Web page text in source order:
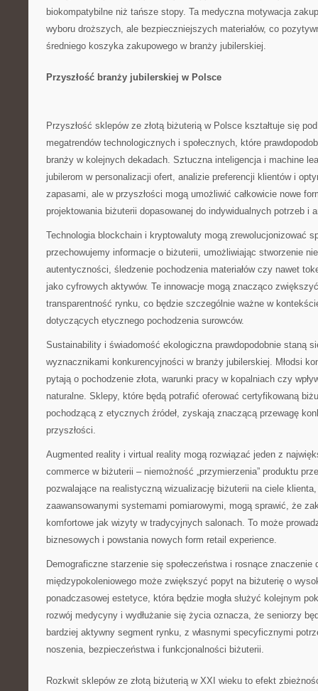
biokompatybilne niż tańsze stopy. Ta medyczna motywacja
wyboru droższych, ale bezpieczniejszych materiałów, co
średniego koszyka zakupowego w branży jubilerskiej.
Przyszłość branży jubilerskiej w Polsce
Przyszłość sklepów ze złotą biżuterią w Polsce kształtuje się
megatrendów technologicznych i społecznych, które
branży w kolejnych dekadach. Sztuczna inteligencja i machine
jubilerom w personalizacji ofert, analizie preferencji klientów i
zapasami, ale w przyszłości mogą umożliwić całkowicie nowe
projektowania biżuterii dopasowanej do indywidualnych potrzeb i
Technologia blockchain i kryptowaluty mogą zrewolucjonizować
przechowujemy informacje o biżuterii, umożliwiając stworzenie
autentyczności, śledzenie pochodzenia materiałów czy nawet
jako cyfrowych aktywów. Te innowacje mogą znacząco
transparentność rynku, co będzie szczególnie ważne w
dotyczących etycznego pochodzenia surowców.
Sustainability i świadomość ekologiczna prawdopodobnie staną
wyznacznikami konkurencyjności w branży jubilerskiej. Młodsi
pytają o pochodzenie złota, warunki pracy w kopalniach czy
naturalne. Sklepy, które będą potrafić oferować certyfikowaną
pochodzącą z etycznych źródeł, zyskają znaczącą przewagę
przyszłości.
Augmented reality i virtual reality mogą rozwiązać jeden z
commerce w biżuterii – niemożność „przymierzenia” produktu
pozwalające na realistyczną wizualizację biżuterii na ciele klienta,
zaawansowanymi systemami pomiarowymi, mogą sprawić, że
komfortowe jak wizyty w tradycyjnych salonach. To może
biznesowych i powstania nowych form retail experience.
Demograficzne starzenie się społeczeństwa i rosnące znaczenie
międzypokoleniowego może zwiększyć popyt na biżuterię o
ponadczasowej estetyce, która będzie mogła służyć kolejnym
rozwój medycyny i wydłużanie się życia oznacza, że seniorzy
bardziej aktywny segment rynku, z własnymi specyficznymi
noszenia, bezpieczeństwa i funkcjonalności biżuterii.
Rozkwit sklepów ze złotą biżuterią w XXI wieku to efekt